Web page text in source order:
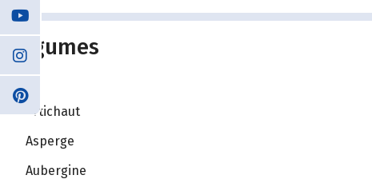
Légumes
Artichaut
Asperge
Aubergine